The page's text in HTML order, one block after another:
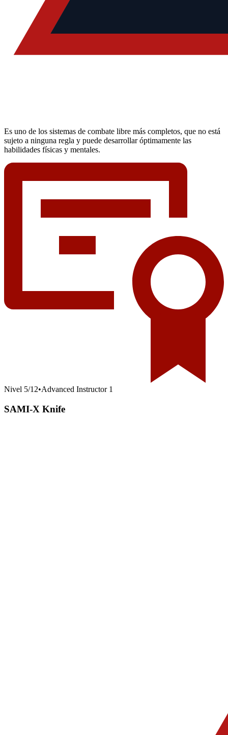
Es uno de los sistemas de combate libre más completos, que no está
sujeto a ninguna regla y puede desarrollar óptimamente las
habilidades físicas y mentales.
Nivel 5/12•Advanced Instructor 1
SAMI-X Knife